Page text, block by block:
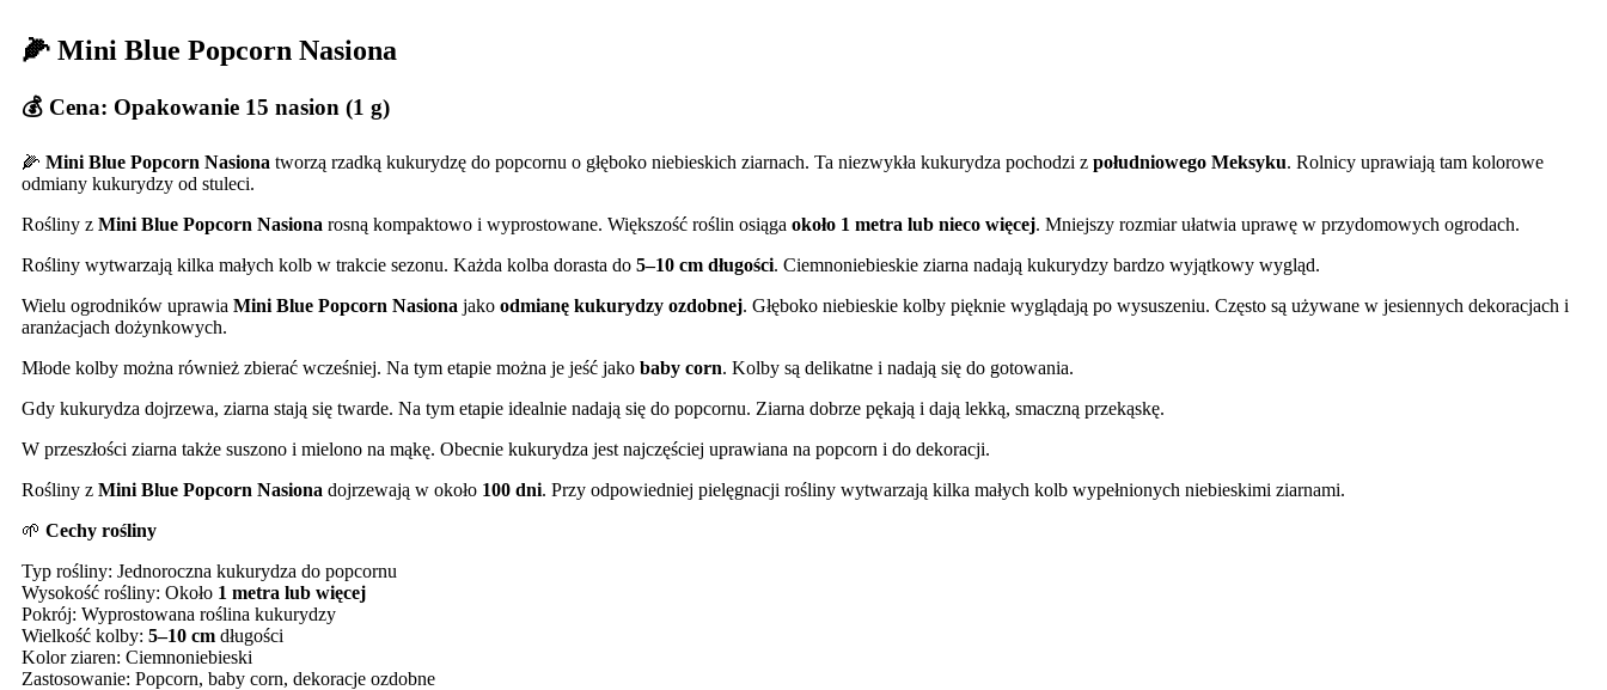
🌽 Mini Blue Popcorn Nasiona
💰 Cena: Opakowanie 15 nasion (1 g)
🌽 Mini Blue Popcorn Nasiona tworzą rzadką kukurydzę do popcornu o głęboko niebieskich ziarnach. Ta niezwykła kukurydza pochodzi z południowego Meksyku. Rolnicy uprawiają tam kolorowe
odmiany kukurydzy od stuleci.
Rośliny z Mini Blue Popcorn Nasiona rosną kompaktowo i wyprostowane. Większość roślin osiąga około 1 metra lub nieco więcej. Mniejszy rozmiar ułatwia uprawę w przydomowych ogrodach.
Rośliny wytwarzają kilka małych kolb w trakcie sezonu. Każda kolba dorasta do 5–10 cm długości. Ciemnoniebieskie ziarna nadają kukurydzy bardzo wyjątkowy wygląd.
Wielu ogrodników uprawia Mini Blue Popcorn Nasiona jako odmianę kukurydzy ozdobnej. Głęboko niebieskie kolby pięknie wyglądają po wysuszeniu. Często są używane w jesiennych dekoracjach i
aranżacjach dożynkowych.
Młode kolby można również zbierać wcześniej. Na tym etapie można je jeść jako baby corn. Kolby są delikatne i nadają się do gotowania.
Gdy kukurydza dojrzewa, ziarna stają się twarde. Na tym etapie idealnie nadają się do popcornu. Ziarna dobrze pękają i dają lekką, smaczną przekąskę.
W przeszłości ziarna także suszono i mielono na mąkę. Obecnie kukurydza jest najczęściej uprawiana na popcorn i do dekoracji.
Rośliny z Mini Blue Popcorn Nasiona dojrzewają w około 100 dni. Przy odpowiedniej pielęgnacji rośliny wytwarzają kilka małych kolb wypełnionych niebieskimi ziarnami.
🌱 Cechy rośliny
Typ rośliny: Jednoroczna kukurydza do popcornu
Wysokość rośliny: Około 1 metra lub więcej
Pokrój: Wyprostowana roślina kukurydzy
Wielkość kolby: 5–10 cm długości
Kolor ziaren: Ciemnoniebieski
Zastosowanie: Popcorn, baby corn, dekoracje ozdobne